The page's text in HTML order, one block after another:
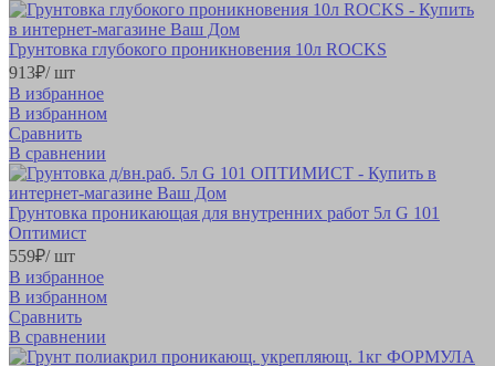
Грунтовка глубокого проникновения 10л ROCKS
913₽/ шт
В избранное
В избранном
Сравнить
В сравнении
Грунтовка проникающая для внутренних работ 5л G 101
Оптимист
559₽/ шт
В избранное
В избранном
Сравнить
В сравнении